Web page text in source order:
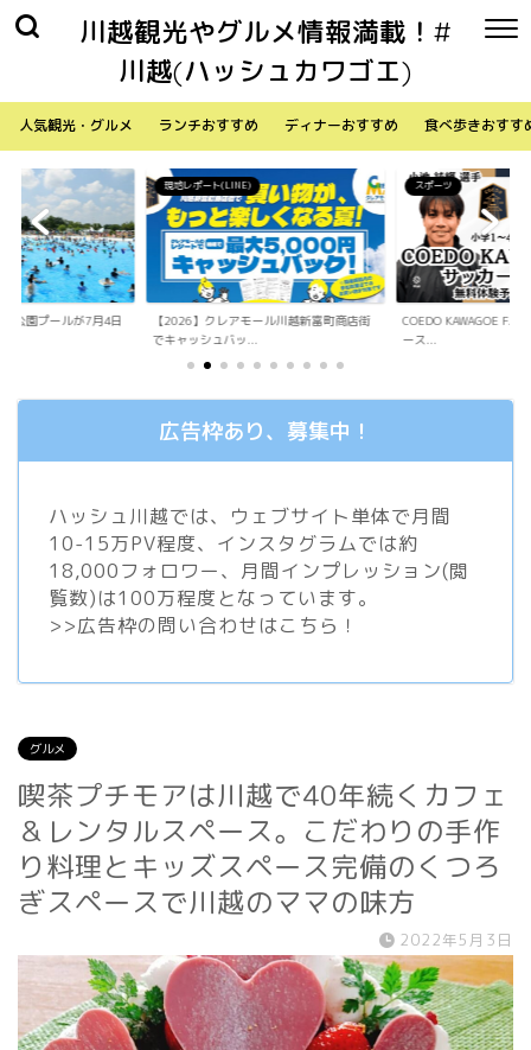
川越観光やグルメ情報満載！#
川越(ハッシュカワゴエ)
人気観光・グルメ ランチおすすめ ディナーおすすめ 食べ歩きおすす
ル川越新富町商店街
スポーツ
COEDO KAWAGOE F.Cが小学生向けサッカ
ース...
生活
「Sky Walker 7058」
内ア...
広告枠あり、募集中！
ハッシュ川越では、ウェブサイト単体で月間
10-15万PV程度、 インスタグラムでは約
18,000フォロワー、月間インプレッション(閲
覧数)は100万程度となっています。
>>広告枠の問い合わせはこちら！
グルメ
喫茶プチモアは川越で40年続くカフェ
＆レンタルスペース。こだわりの手作
り料理とキッズスペース完備のくつろ
ぎスペースで川越のママの味方
2022年5月3日